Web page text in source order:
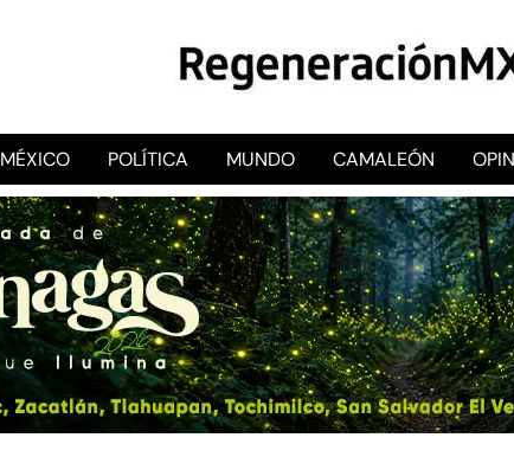
RegeneraciónMX
Sitio de noticias libre e independiente
MÉXICO POLÍTICA MUNDO CAMALEÓN